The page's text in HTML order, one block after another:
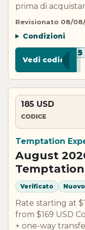
prima di
Revisionato 08/
Condizioni
***VE5
Vedi codice
185 USD
CODICE
Temptation
August
Verificato Nuovo
Rate starting at
from $169 USD
+ one-way